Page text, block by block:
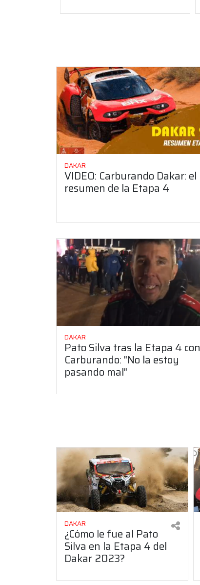
DAKAR
VIDEO: Carburando Dakar: el
resumen de la Etapa 4
DAKAR
Pato Silva tras la Etapa 4 con
Carburando: "No la estoy
pasando mal"
DAKAR
¿Cómo le fue al Pato
Silva en la Etapa 4 del
Dakar 2023?